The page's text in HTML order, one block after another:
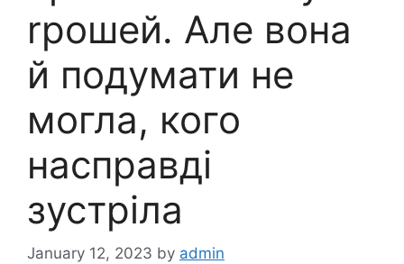
rрошей. Але вона
й подумати не
могла, кого
насправді
зустріла
January 12, 2023 by admin